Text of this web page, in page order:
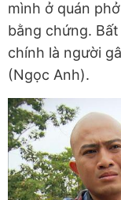
mình ở quán
bằng chứng.
chính là người
(Ngọc Anh).